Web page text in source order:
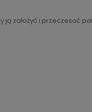
założyć i przeczesać